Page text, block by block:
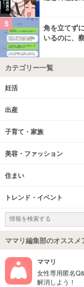
5
角を立てず
いるのに、
カテゴリー一覧
妊活
出産
子育て・家族
美容・ファッション
住まい
トレンド・イベント
ママリ編集部のオススメ
ママリ
女性専用匿名
解消しよう！